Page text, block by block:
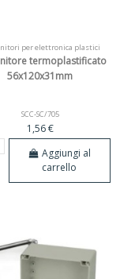
per elettronica plastici
termoplastificato
56x120x31mm
SCC-SC/705
1,56 €
Aggiungi al
carrello